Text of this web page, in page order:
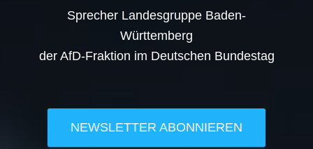
Sprecher Landesgruppe Baden-
Württemberg
der AfD-Fraktion im Deutschen Bundestag
NEWSLETTER ABONNIEREN